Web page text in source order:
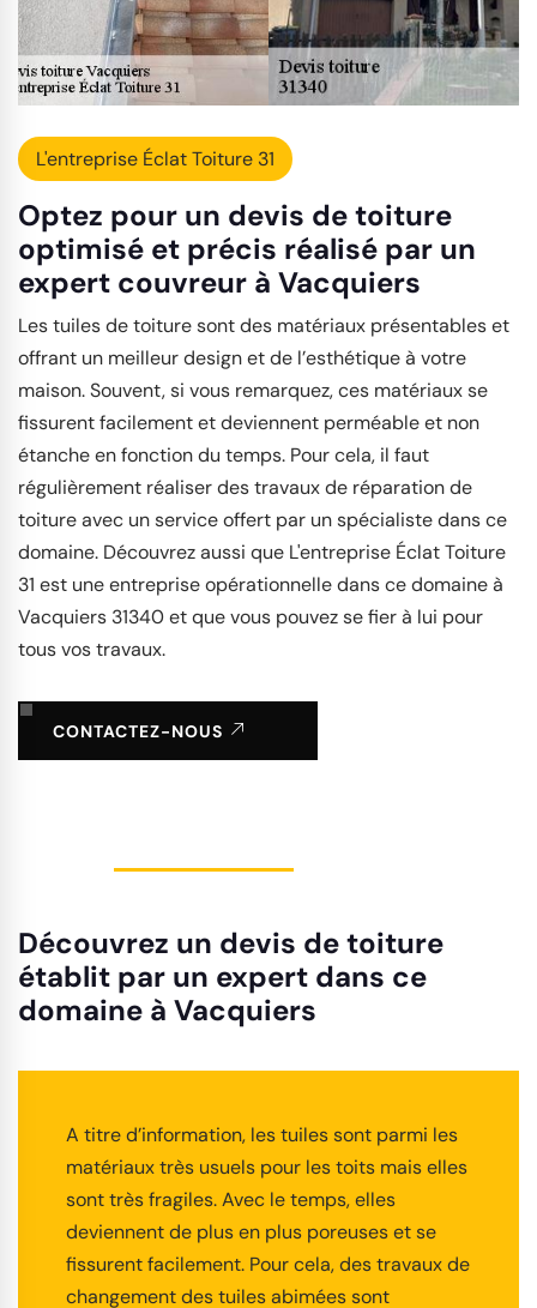
L'entreprise Éclat Toiture 31
Optez pour un devis de toiture
optimisé et précis réalisé par un
expert couvreur à Vacquiers
Les tuiles de toiture sont des matériaux présentables et
offrant un meilleur design et de l’esthétique à votre
maison. Souvent, si vous remarquez, ces matériaux se
fissurent facilement et deviennent perméable et non
étanche en fonction du temps. Pour cela, il faut
régulièrement réaliser des travaux de réparation de
toiture avec un service offert par un spécialiste dans ce
domaine. Découvrez aussi que L'entreprise Éclat Toiture
31 est une entreprise opérationnelle dans ce domaine à
Vacquiers 31340 et que vous pouvez se fier à lui pour
tous vos travaux.
CONTACTEZ-NOUS
Découvrez un devis de toiture
établit par un expert dans ce
domaine à Vacquiers
A titre d’information, les tuiles sont parmi les
matériaux très usuels pour les toits mais elles
sont très fragiles. Avec le temps, elles
deviennent de plus en plus poreuses et se
fissurent facilement. Pour cela, des travaux de
changement des tuiles abimées sont